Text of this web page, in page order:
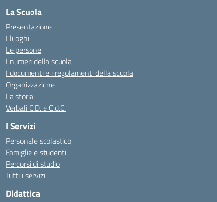
La Scuola
Presentazione
I luoghi
Le persone
I numeri della scuola
I documenti e i regolamenti della scuola
Organizzazione
La storia
Verbali C.D. e C.d.C.
I Servizi
Personale scolastico
Famiglie e studenti
Percorsi di studio
Tutti i servizi
Didattica